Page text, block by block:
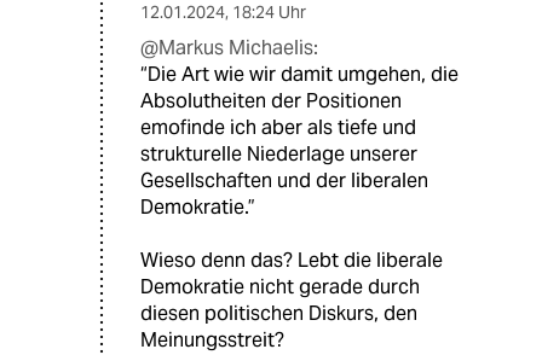
12.01.2024, 18:24 Uhr
@Markus Michaelis:
“Die Art wie wir damit umgehen, die
Absolutheiten der Positionen
emofinde ich aber als tiefe und
strukturelle Niederlage unserer
Gesellschaften und der liberalen
Demokratie.”
Wieso denn das? Lebt die liberale
Demokratie nicht gerade durch
diesen politischen Diskurs, den
Meinungsstreit?